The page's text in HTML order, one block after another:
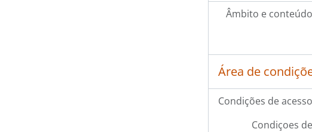
Âmbito e conteúdo
Área de
Condições de acesso
Condiçoes de